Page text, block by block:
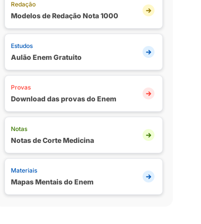
Redação
Modelos de Redação Nota 1000
Estudos
Aulão Enem Gratuito
Provas
Download das provas do Enem
Notas
Notas de Corte Medicina
Materiais
Mapas Mentais do Enem